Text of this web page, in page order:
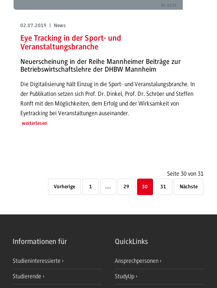
02.07.2019 | News
Eye Tracking in der Sport- und
Veranstaltungsbranche
Neuerscheinung in der Reihe Mannheimer Beiträge zur
Betriebswirtschaftslehre der DHBW Mannheim
Die Digitalisierung hält Einzug in die Sport- und Veranstalungsbranche. In
der Publikation setzen sich Prof. Dr. Dinkel, Prof. Dr. Schröer und Steffen
Ronft mit den Möglichkeiten, dem Erfolg und der Wirksamkeit von
Eyetracking bei Veranstaltungen auseinander.
weiterlesen
Seite 30 von 31
Vorherige 1 .... 29 30 31 Nächste
Informationen für
Studieninteressierte
Studierende
QuickLinks
Ansprechpersonen
StudyUp